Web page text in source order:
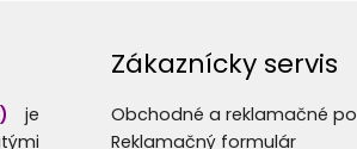
je
Zákaznícky servis
Obchodné a reklamačné
Reklamačný formulár